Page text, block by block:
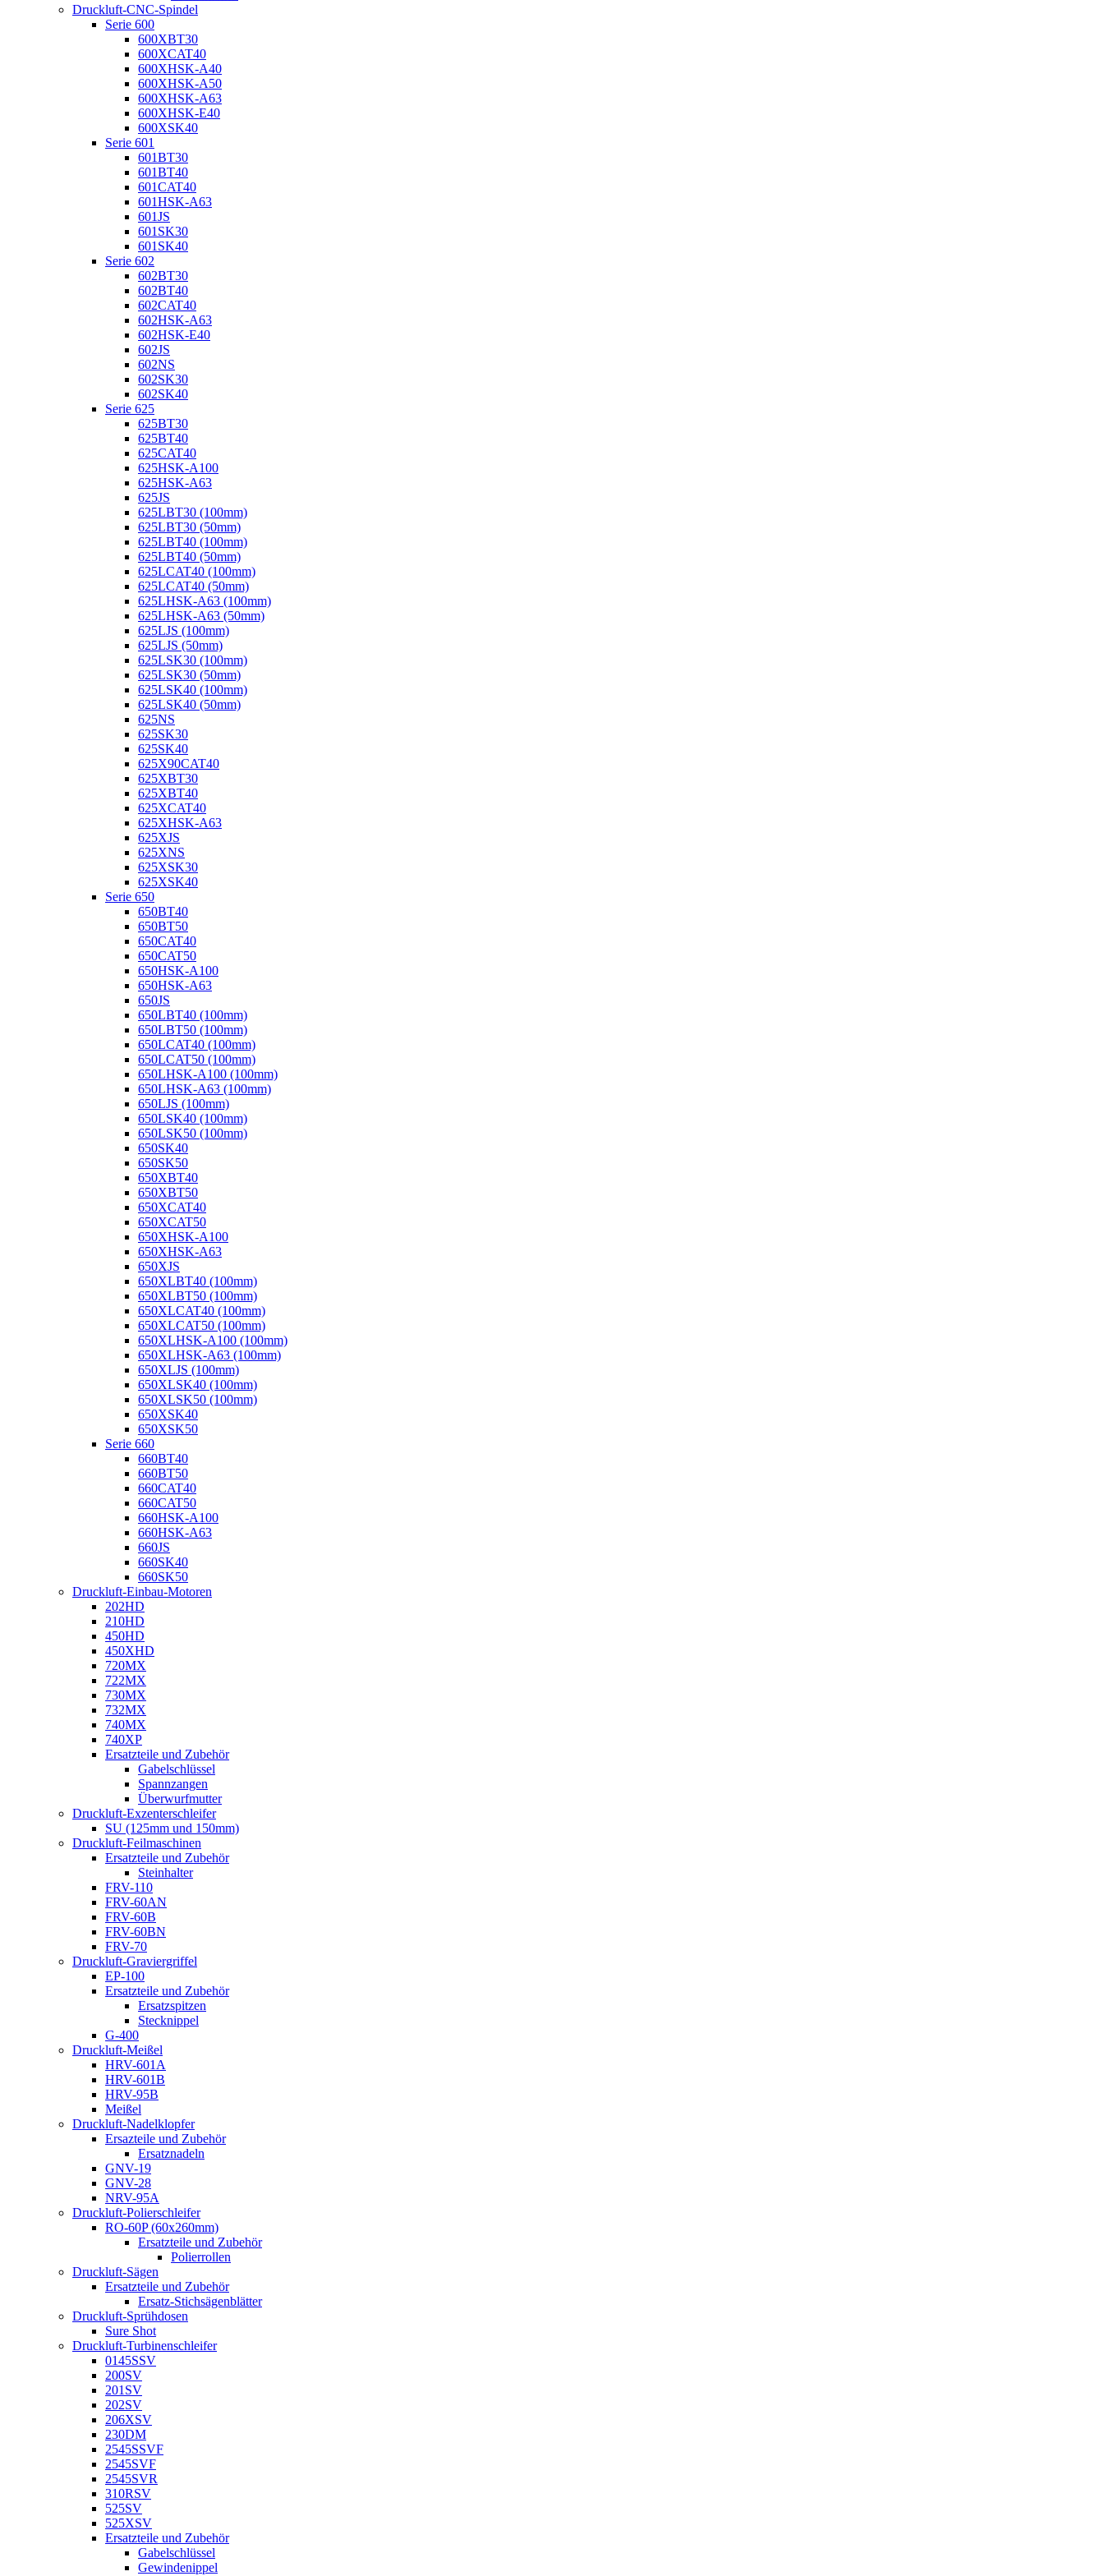
Druckluft-CNC-Spindel
Serie 600
600XBT30
600XCAT40
600XHSK-A40
600XHSK-A50
600XHSK-A63
600XHSK-E40
600XSK40
Serie 601
601BT30
601BT40
601CAT40
601HSK-A63
601JS
601SK30
601SK40
Serie 602
602BT30
602BT40
602CAT40
602HSK-A63
602HSK-E40
602JS
602NS
602SK30
602SK40
Serie 625
625BT30
625BT40
625CAT40
625HSK-A100
625HSK-A63
625JS
625LBT30 (100mm)
625LBT30 (50mm)
625LBT40 (100mm)
625LBT40 (50mm)
625LCAT40 (100mm)
625LCAT40 (50mm)
625LHSK-A63 (100mm)
625LHSK-A63 (50mm)
625LJS (100mm)
625LJS (50mm)
625LSK30 (100mm)
625LSK30 (50mm)
625LSK40 (100mm)
625LSK40 (50mm)
625NS
625SK30
625SK40
625X90CAT40
625XBT30
625XBT40
625XCAT40
625XHSK-A63
625XJS
625XNS
625XSK30
625XSK40
Serie 650
650BT40
650BT50
650CAT40
650CAT50
650HSK-A100
650HSK-A63
650JS
650LBT40 (100mm)
650LBT50 (100mm)
650LCAT40 (100mm)
650LCAT50 (100mm)
650LHSK-A100 (100mm)
650LHSK-A63 (100mm)
650LJS (100mm)
650LSK40 (100mm)
650LSK50 (100mm)
650SK40
650SK50
650XBT40
650XBT50
650XCAT40
650XCAT50
650XHSK-A100
650XHSK-A63
650XJS
650XLBT40 (100mm)
650XLBT50 (100mm)
650XLCAT40 (100mm)
650XLCAT50 (100mm)
650XLHSK-A100 (100mm)
650XLHSK-A63 (100mm)
650XLJS (100mm)
650XLSK40 (100mm)
650XLSK50 (100mm)
650XSK40
650XSK50
Serie 660
660BT40
660BT50
660CAT40
660CAT50
660HSK-A100
660HSK-A63
660JS
660SK40
660SK50
Druckluft-Einbau-Motoren
202HD
210HD
450HD
450XHD
720MX
722MX
730MX
732MX
740MX
740XP
Ersatzteile und Zubehör
Gabelschlüssel
Spannzangen
Überwurfmutter
Druckluft-Exzenterschleifer
SU (125mm und 150mm)
Druckluft-Feilmaschinen
Ersatzteile und Zubehör
Steinhalter
FRV-110
FRV-60AN
FRV-60B
FRV-60BN
FRV-70
Druckluft-Graviergriffel
EP-100
Ersatzteile und Zubehör
Ersatzspitzen
Stecknippel
G-400
Druckluft-Meißel
HRV-601A
HRV-601B
HRV-95B
Meißel
Druckluft-Nadelklopfer
Ersazteile und Zubehör
Ersatznadeln
GNV-19
GNV-28
NRV-95A
Druckluft-Polierschleifer
RO-60P (60x260mm)
Ersatzteile und Zubehör
Polierrollen
Druckluft-Sägen
Ersatzteile und Zubehör
Ersatz-Stichsägenblätter
Druckluft-Sprühdosen
Sure Shot
Druckluft-Turbinenschleifer
0145SSV
200SV
201SV
202SV
206XSV
230DM
2545SSVF
2545SVF
2545SVR
310RSV
525SV
525XSV
Ersatzteile und Zubehör
Gabelschlüssel
Gewindenippel